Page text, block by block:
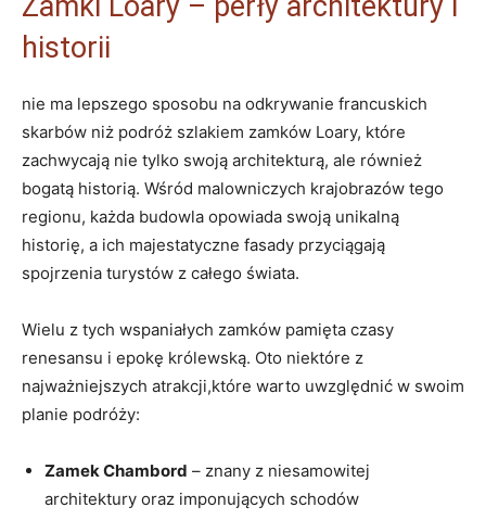
historii
nie ma lepszego sposobu na odkrywanie francuskich
skarbów niż podróż szlakiem zamków Loary, które
zachwycają nie tylko swoją architekturą, ale również
bogatą historią. Wśród malowniczych krajobrazów tego
regionu, każda budowla opowiada swoją unikalną
historię, a ich majestatyczne fasady przyciągają
spojrzenia turystów z całego świata.
Wielu z tych wspaniałych zamków pamięta czasy
renesansu i epokę królewską. Oto niektóre z
najważniejszych atrakcji,które warto uwzględnić w swoim
planie podróży:
Zamek Chambord – znany z niesamowitej
architektury oraz imponujących schodów